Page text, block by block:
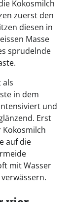
Kokosmilch
zuerst den
diesen in
Masse
sprudelnde
als
in dem
und
Erst
auf die
mit Wasser